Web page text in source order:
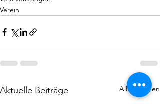
Verein
Aktuelle Beiträge Alle ansehen